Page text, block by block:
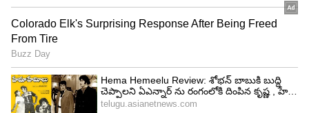
మగధీరలో బంగారు కోడిపెట్ట సాంగ్
ఈ మూవీ చిత్రీకరణ సమయంలో రాజమౌళి చాలా టెన్షన్
పడ్డారట. రాజమౌళి ఎక్కువగా టెన్షన్ పడింది బంగారు
కోడిపెట్ట సాంగ్ కే అని రాజమౌళి ఓ ఇంటర్వ్యూలో తెలిపారు.
రాఘవేంద్ర రావు, రాజమౌళి కలిసి పాల్గొన్న ఇంటర్వ్యూ అది.